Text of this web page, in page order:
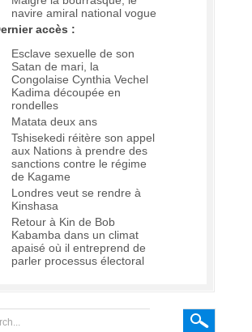
navire amiral national vogue
accès :
Esclave sexuelle de son
Satan de mari, la
Congolaise Cynthia Vechel
Kadima découpée en
rondelles
Matata deux ans
Tshisekedi réitère son appel
aux Nations à prendre des
sanctions contre le régime
de Kagame
Londres veut se rendre à
Kinshasa
Retour à Kin de Bob
Kabamba dans un climat
apaisé où il entreprend de
parler processus électoral